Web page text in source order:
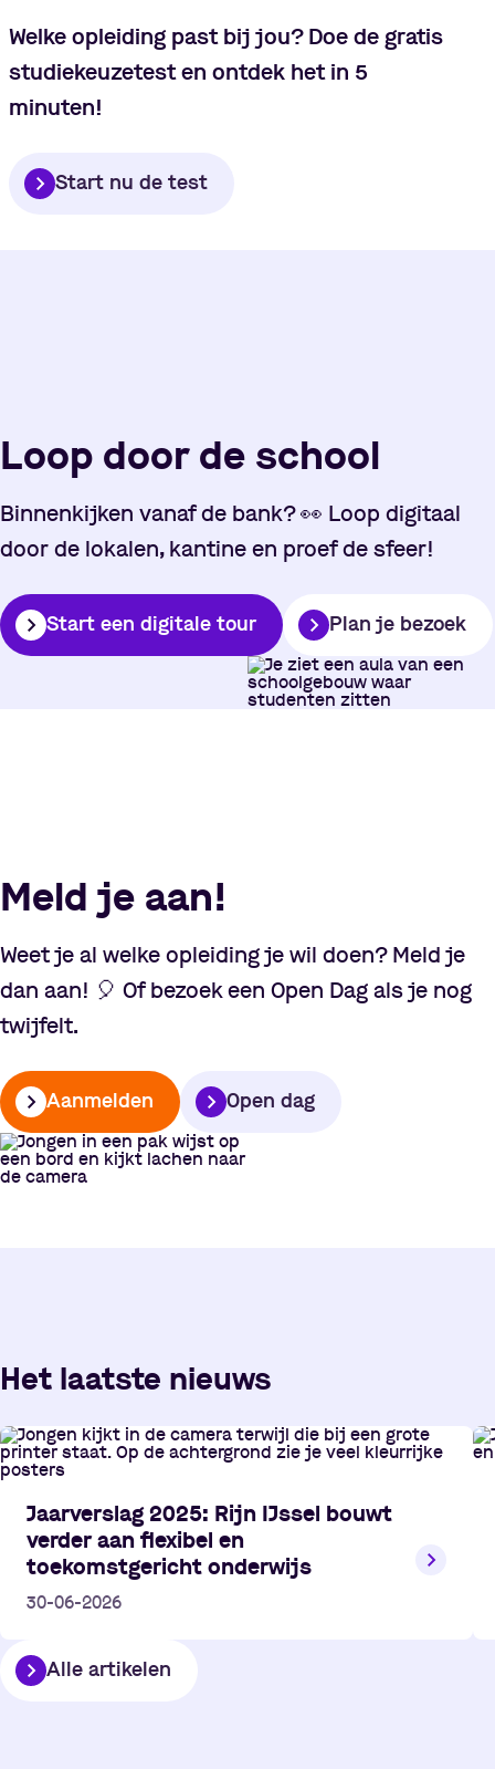
Welke opleiding past bij jou? Doe de gratis
studiekeuzetest en ontdek het in 5
minuten!
Start nu de test
Loop door de school
Binnenkijken vanaf de bank? 👀 Loop digitaal
door de lokalen, kantine en proef de sfeer!
Start een digitale tour Plan je bezoek
Meld je aan!
Weet je al welke opleiding je wil doen? Meld je
dan aan! 🎈 Of bezoek een Open Dag als je nog
twijfelt.
Aanmelden Open dag
Het laatste nieuws
Jaarverslag 2025: Rijn IJssel bouwt
verder aan flexibel en
toekomstgericht onderwijs
30-06-2026
Alle artikelen